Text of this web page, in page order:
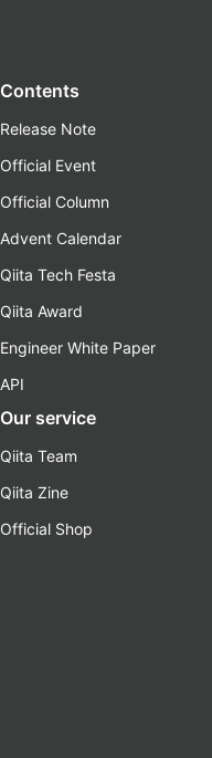
Contents
Release Note
Official Event
Official Column
Advent Calendar
Qiita Tech Festa
Qiita Award
Engineer White Paper
API
Our service
Qiita Team
Qiita Zine
Official Shop